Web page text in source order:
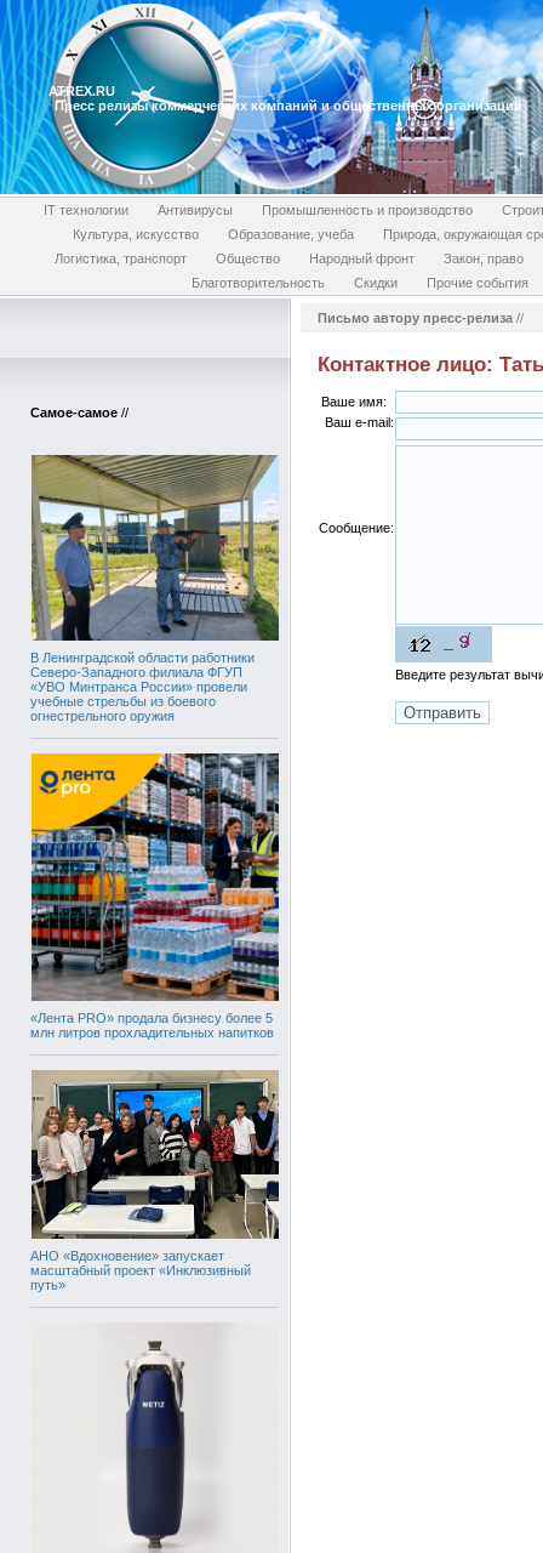
ATREX.RU
Пресс релизы коммерческих компаний и общественных организаций
IT технологии Антивирусы Промышленность и производство
Культура, искусство
Образование, учеба
Природа, окружающая
Логистика, транспорт
Общество Народный фронт
Закон, право
Благотворительность
Скидки Прочие события
Самое-самое //
В Ленинградской области работники
Северо-Западного филиала ФГУП
«УВО Минтранса России» провели
учебные стрельбы из боевого
огнестрельного оружия
«Лента PRO» продала бизнесу более 5
млн литров прохладительных напитков
АНО «Вдохновение» запускает
масштабный проект «Инклюзивный
путь»
Письмо автору пресс-релиза //
Контактное лицо:
Ваше имя:
Ваш e-mail:
Сообщение:
Введите результат